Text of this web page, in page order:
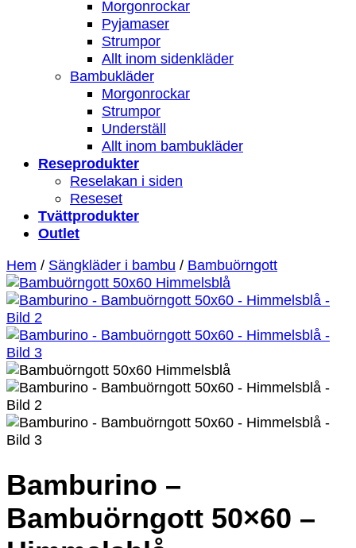
Morgonrockar
Pyjamaser
Strumpor
Allt inom sidenkläder
Bambukläder
Morgonrockar
Strumpor
Underställ
Allt inom bambukläder
Reseprodukter
Reselakan i siden
Reseset
Tvättprodukter
Outlet
Hem / Sängkläder i bambu / Bambuörngott
Bamburino –
Bambuörngott 50×60 –